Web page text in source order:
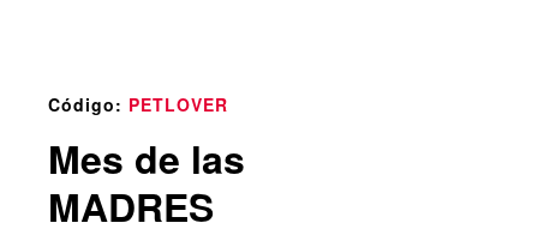
Código: PETLOVER
Mes de las
MADRES